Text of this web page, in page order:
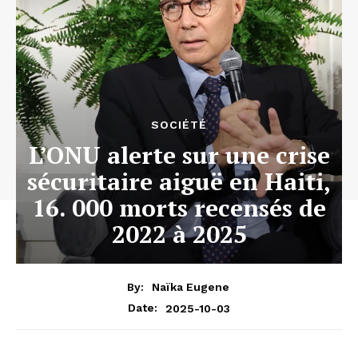
SOCIÉTÉ
L’ONU alerte sur une crise
sécuritaire aiguë en Haiti,
16. 000 morts recensés de
2022 à 2025
By:
Naïka Eugene
Date:
2025-10-03